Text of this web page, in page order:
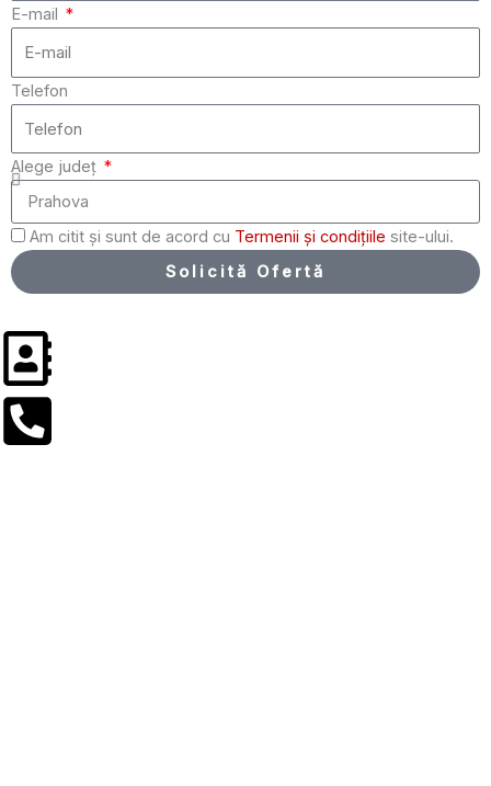
E-mail
Telefon
Alege județ
Am citit și sunt de acord cu Termenii și condițiile site-ului.
Solicită Ofertă